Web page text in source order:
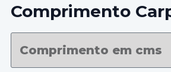
Comprimento